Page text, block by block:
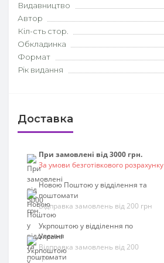
Видавництво
Автор
Кіл-сть стор.
Обкладинка
Формат
Рік видання
Доставка
При замовлені від 3000 грн.
За умови безготівкового розрахунку
Новою Поштою у відділення та
поштомати
Відправка замовлень від 200 грн
Укрпоштою у відділення по
Україні
Відправка замовлень від 200
грн